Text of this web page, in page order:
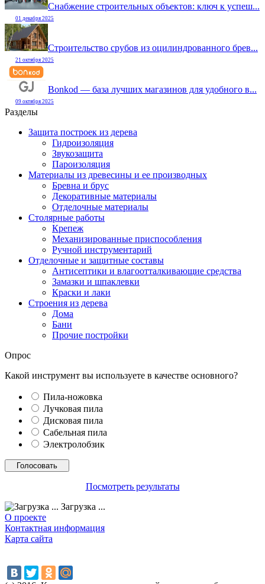
Снабжение строительных объектов: ключ к успеш...
01 декабря 2025
Строительство срубов из оцилиндрованного брев...
21 октября 2025
Bonkod — база лучших магазинов для удобного в...
09 октября 2025
Разделы
Защита построек из дерева
Гидроизоляция
Звукозащита
Пароизоляция
Материалы из древесины и ее производных
Бревна и брус
Декоративные материалы
Отделочные материалы
Столярные работы
Крепеж
Механизированные приспособления
Ручной инструментарий
Отделочные и защитные составы
Антисептики и влагоотталкивающие средства
Замазки и шпаклевки
Краски и лаки
Строения из дерева
Дома
Бани
Прочие постройки
Опрос
Какой инструмент вы используете в качестве основного?
Пила-ножовка
Лучковая пила
Дисковая пила
Сабельная пила
Электролобзик
Посмотреть результаты
Загрузка ...
О проекте
Контактная информация
Карта сайта